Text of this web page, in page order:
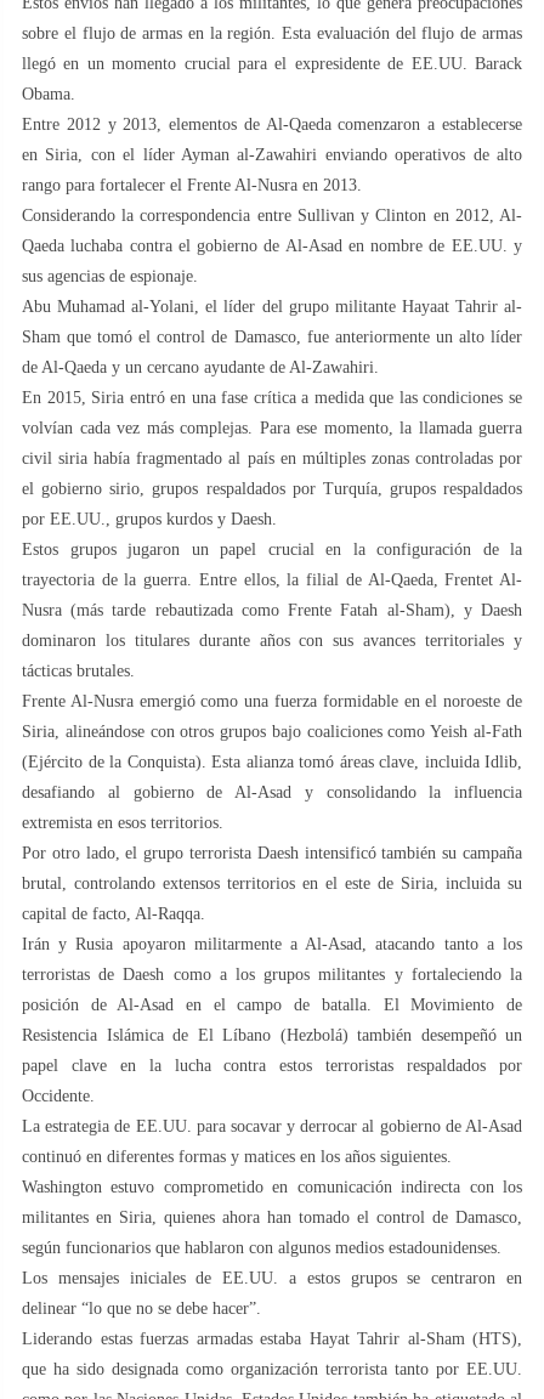
sobre el flujo de armas en la región. Esta evaluación del flujo de armas
llegó en un momento crucial para el expresidente de EE.UU. Barack
Obama.
Entre 2012 y 2013, elementos de Al-Qaeda comenzaron a establecerse
en Siria, con el líder Ayman al-Zawahiri enviando operativos de alto
rango para fortalecer el Frente Al-Nusra en 2013.
Considerando la correspondencia entre Sullivan y Clinton en 2012, Al-
Qaeda luchaba contra el gobierno de Al-Asad en nombre de EE.UU. y
sus agencias de espionaje.
Abu Muhamad al-Yolani, el líder del grupo militante Hayaat Tahrir al-
Sham que tomó el control de Damasco, fue anteriormente un alto líder
de Al-Qaeda y un cercano ayudante de Al-Zawahiri.
En 2015, Siria entró en una fase crítica a medida que las condiciones se
volvían cada vez más complejas. Para ese momento, la llamada guerra
civil siria había fragmentado al país en múltiples zonas controladas por
el gobierno sirio, grupos respaldados por Turquía, grupos respaldados
por EE.UU., grupos kurdos y Daesh.
Estos grupos jugaron un papel crucial en la configuración de la
trayectoria de la guerra. Entre ellos, la filial de Al-Qaeda, Frentet Al-
Nusra (más tarde rebautizada como Frente Fatah al-Sham), y Daesh
dominaron los titulares durante años con sus avances territoriales y
tácticas brutales.
Frente Al-Nusra emergió como una fuerza formidable en el noroeste de
Siria, alineándose con otros grupos bajo coaliciones como Yeish al-Fath
(Ejército de la Conquista). Esta alianza tomó áreas clave, incluida Idlib,
desafiando al gobierno de Al-Asad y consolidando la influencia
extremista en esos territorios.
Por otro lado, el grupo terrorista Daesh intensificó también su campaña
brutal, controlando extensos territorios en el este de Siria, incluida su
capital de facto, Al-Raqqa.
Irán y Rusia apoyaron militarmente a Al-Asad, atacando tanto a los
terroristas de Daesh como a los grupos militantes y fortaleciendo la
posición de Al-Asad en el campo de batalla. El Movimiento de
Resistencia Islámica de El Líbano (Hezbolá) también desempeñó un
papel clave en la lucha contra estos terroristas respaldados por
Occidente.
La estrategia de EE.UU. para socavar y derrocar al gobierno de Al-Asad
continuó en diferentes formas y matices en los años siguientes.
Washington estuvo comprometido en comunicación indirecta con los
militantes en Siria, quienes ahora han tomado el control de Damasco,
según funcionarios que hablaron con algunos medios estadounidenses.
Los mensajes iniciales de EE.UU. a estos grupos se centraron en
delinear “lo que no se debe hacer”.
Liderando estas fuerzas armadas estaba Hayat Tahrir al-Sham (HTS),
que ha sido designada como organización terrorista tanto por EE.UU.